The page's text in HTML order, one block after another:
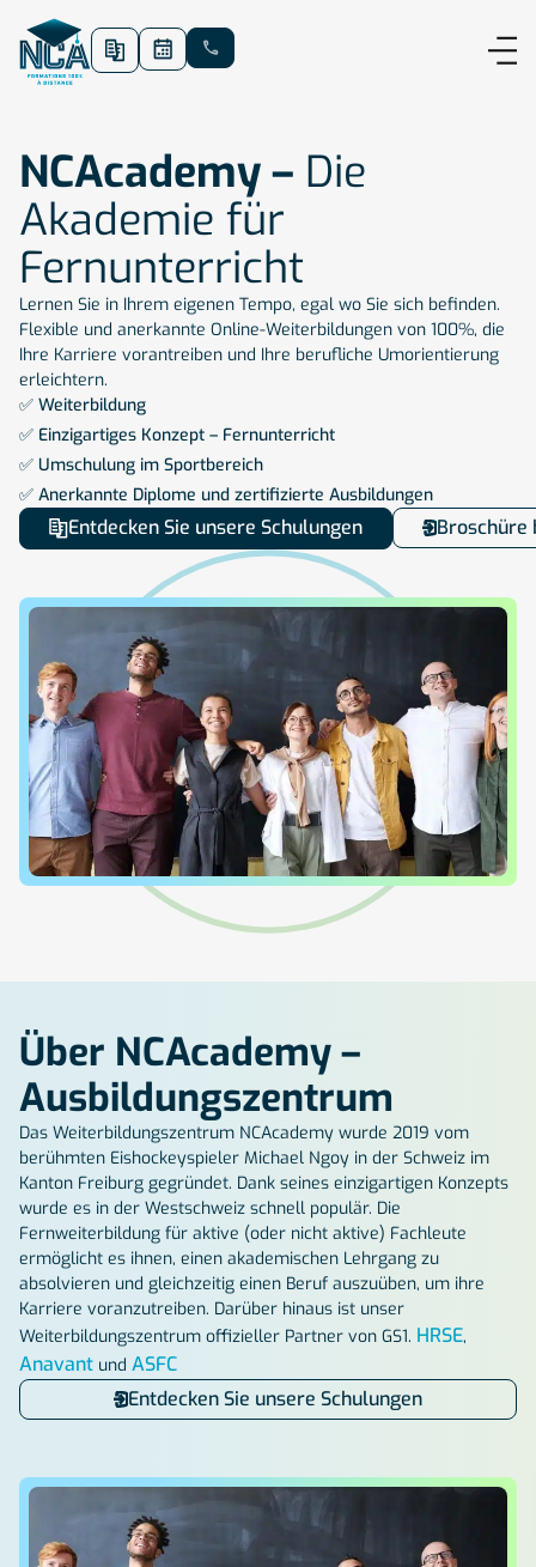
NCAcademy – Die
Akademie für
Fernunterricht
Lernen Sie in Ihrem eigenen Tempo, egal wo Sie sich befinden.
Flexible und anerkannte Online-Weiterbildungen von 100%, die
Ihre Karriere vorantreiben und Ihre berufliche Umorientierung
erleichtern.
✅ Weiterbildung
✅ Einzigartiges Konzept – Fernunterricht
✅ Umschulung im Sportbereich
✅ Anerkannte Diplome und zertifizierte Ausbildungen
Entdecken Sie unsere Schulungen Broschüre
Über NCAcademy –
Ausbildungszentrum
Das Weiterbildungszentrum NCAcademy wurde 2019 vom
berühmten Eishockeyspieler Michael Ngoy in der Schweiz im
Kanton Freiburg gegründet. Dank seines einzigartigen Konzepts
wurde es in der Westschweiz schnell populär. Die
Fernweiterbildung für aktive (oder nicht aktive) Fachleute
ermöglicht es ihnen, einen akademischen Lehrgang zu
absolvieren und gleichzeitig einen Beruf auszuüben, um ihre
Karriere voranzutreiben. Darüber hinaus ist unser
Weiterbildungszentrum offizieller Partner von GS1. HRSE,
Anavant und ASFC
Entdecken Sie unsere Schulungen